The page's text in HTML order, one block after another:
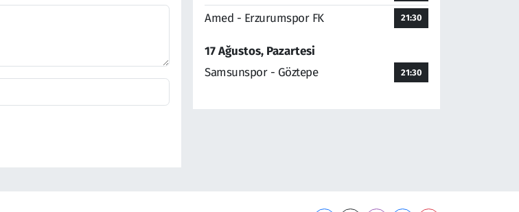
Amed - Erzurumspor FK 21:30
17 Ağustos, Pazartesi
Samsunspor - Göztepe
21:30